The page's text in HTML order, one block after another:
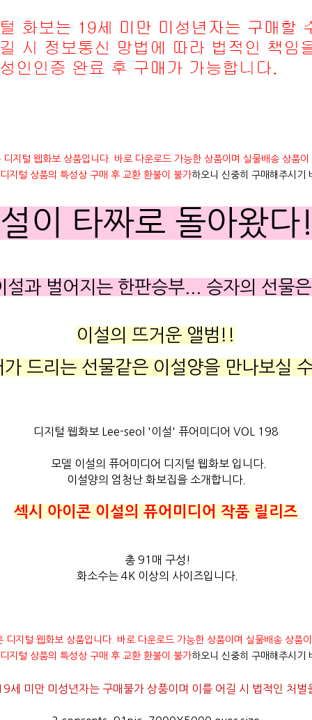
디지털 웹화보 상품입니다. 바로 다운로드 가능한 상품이며 실물배송 상품이
디지털 상품의 특성상 구매 후 교환 환불이 불가하오니 신중히 구매해주시기
이 타짜로 돌아왔
설과 벌어지는 한판승부... 승자의 선물
이설의 뜨거운 앨범!!
드리는 선물같은 이설양을 만나보실
디지털 웹화보 Lee-seol '이설' 퓨어미디어 VOL 198
모델 이설의 퓨어미디어 디지털 웹화보 입니다.
이설양의 엄청난 화보집을 소개합니다.
섹시 아이콘 이설의 퓨어미디어 작품 릴리즈
총 91매 구성!
화소수는 4K 이상의 사이즈입니다.
디지털 웹화보 상품입니다. 바로 다운로드 가능한 상품이며 실물배송 상품이
디지털 상품의 특성상 구매 후 교환 환불이 불가하오니 신중히 구매해주시기
세 미만 미성년자는 구매불가 상품이며 이를 어길 시 법적인 처벌